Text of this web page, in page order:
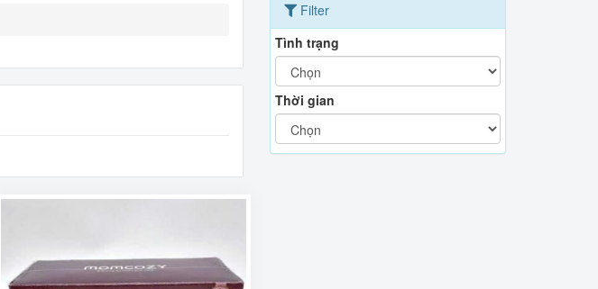
Filter
Tình trạng
Thời gian